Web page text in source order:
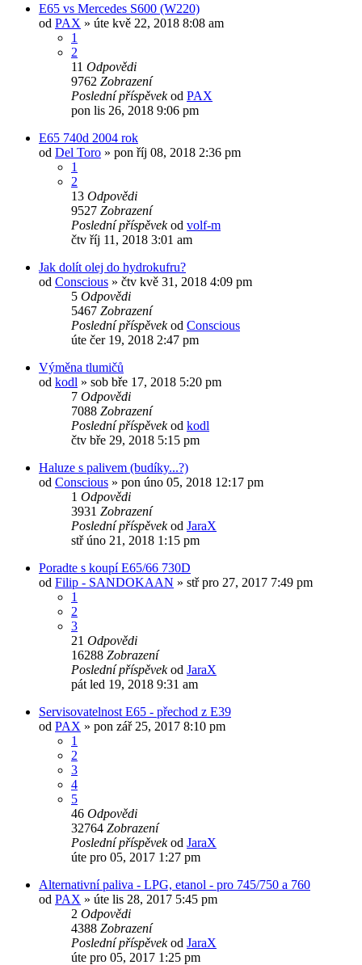
E65 vs Mercedes S600 (W220)
od PAX » úte kvě 22, 2018 8:08 am
1
2
11 Odpovědi
9762 Zobrazení
Poslední příspěvekod PAX
pon lis 26, 2018 9:06 pm
E65 740d 2004 rok
od Del Toro » pon říj 08, 2018 2:36 pm
1
2
13 Odpovědi
9527 Zobrazení
Poslední příspěvekod volf-m
čtv říj 11, 2018 3:01 am
Jak dolít olej do hydrokufru?
od Conscious » čtv kvě 31, 2018 4:09 pm
5 Odpovědi
5467 Zobrazení
Poslední příspěvekod Conscious
úte čer 19, 2018 2:47 pm
Výměna tlumičů
od kodl » sob bře 17, 2018 5:20 pm
7 Odpovědi
7088 Zobrazení
Poslední příspěvekod kodl
čtv bře 29, 2018 5:15 pm
Haluze s palivem (budíky...?)
od Conscious » pon úno 05, 2018 12:17 pm
1 Odpovědi
3931 Zobrazení
Poslední příspěvekod JaraX
stř úno 21, 2018 1:15 pm
Poradte s koupí E65/66 730D
od Filip - SANDOKAAN » stř pro 27, 2017 7:49 pm
1
2
3
21 Odpovědi
16288 Zobrazení
Poslední příspěvekod JaraX
pát led 19, 2018 9:31 am
Servisovatelnost E65 - přechod z E39
od PAX » pon zář 25, 2017 8:10 pm
1
2
3
4
5
46 Odpovědi
32764 Zobrazení
Poslední příspěvekod JaraX
úte pro 05, 2017 1:27 pm
Alternativní paliva - LPG, etanol - pro 745/750 a 760
od PAX » úte lis 28, 2017 5:45 pm
2 Odpovědi
4388 Zobrazení
Poslední příspěvekod JaraX
úte pro 05, 2017 1:25 pm